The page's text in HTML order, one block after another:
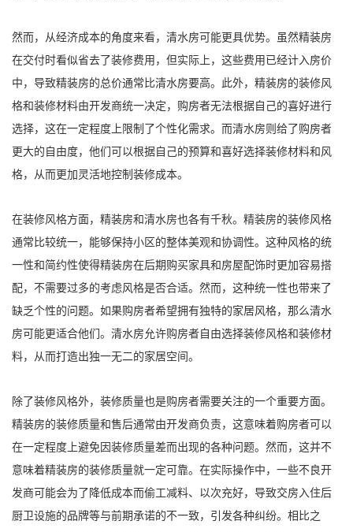
然而，从经济成本的角度来看，清水房可能更具优势。虽然精装房
在交付时看似省去了装修费用，但实际上，这些费用已经计入房价
中，导致精装房的总价通常比清水房要高。此外，精装房的装修风
格和装修材料由开发商统一决定，购房者无法根据自己的喜好进行
选择，这在一定程度上限制了个性化需求。而清水房则给了购房者
更大的自由度，他们可以根据自己的预算和喜好选择装修材料和风
格，从而更加灵活地控制装修成本。
在装修风格方面，精装房和清水房也各有千秋。精装房的装修风格
通常比较统一，能够保持小区的整体美观和协调性。这种风格的统
一性和简约性使得精装房在后期购买家具和房屋配饰时更加容易搭
配，不需要过多的考虑风格是否合适。然而，这种统一性也带来了
缺乏个性的问题。如果购房者希望拥有独特的家居风格，那么清水
房可能更适合他们。清水房允许购房者自由选择装修风格和装修材
料，从而打造出独一无二的家居空间。
除了装修风格外，装修质量也是购房者需要关注的一个重要方面。
精装房的装修质量和售后通常由开发商负责，这意味着购房者可以
在一定程度上避免因装修质量差而出现的各种问题。然而，这并不
意味着精装房的装修质量就一定可靠。在实际操作中，一些不良开
发商可能会为了降低成本而偷工减料、以次充好，导致交房入住后
厨卫设施的品牌等与前期承诺的不一致，引发各种纠纷。相比之